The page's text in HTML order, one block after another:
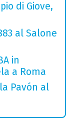
di Giove,
al Salone
in
a Roma
Pavón al